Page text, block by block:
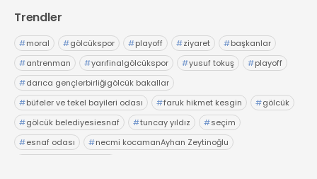
Trendler
#moral #gölcükspor #playoff #ziyaret #başkanlar
#antrenman #yarıfinalgölcükspor #yusuf tokuş #playoff
#darıca gençlerbirliğigölcük bakallar
#büfeler ve tekel bayileri odası #faruk hikmet kesgin #gölcük
#gölcük belediyesiesnaf #tuncay yıldız #seçim
#esnaf odası #necmi kocamanAyhan Zeytinoğlu